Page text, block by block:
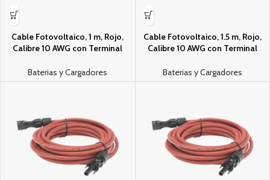
Cable Fotovoltaico, 1 m, Rojo,
Calibre 10 AWG con Terminal
Baterias y Cargadores
Cable Fotovoltaico, 1.5 m, Rojo,
Calibre 10 AWG con Terminal
Baterias y Cargadores